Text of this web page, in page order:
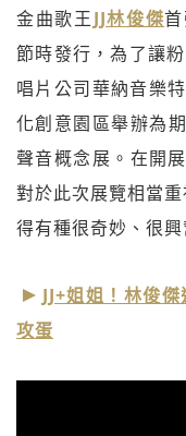
金曲歌王JJ林俊傑
節時發行，為了讓
唱片公司華納音樂
化創意園區舉辦為
聲音概念展。在開
對於此次展覽相當
得有種很奇妙、很興
JJ+姐姐！林俊
攻蛋